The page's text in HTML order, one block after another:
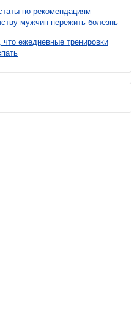
по рекомендациям
мужчин пережить болезнь
ежедневные тренировки